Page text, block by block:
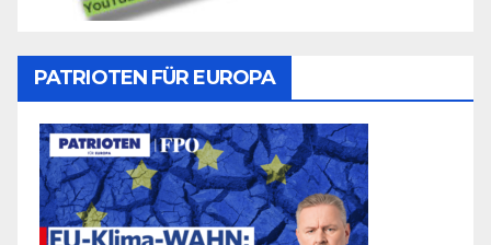
PATRIOTEN FÜR EUROPA